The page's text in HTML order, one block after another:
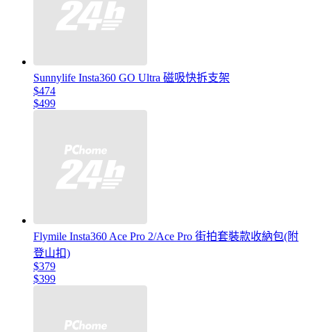
Sunnylife Insta360 GO Ultra 磁吸快拆支架
$474
$499
Flymile Insta360 Ace Pro 2/Ace Pro 街拍套裝款收納包(附
登山扣)
$379
$399